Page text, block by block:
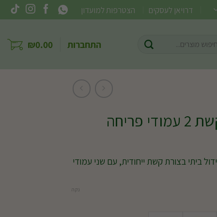
דרויאן לעסקים הצטרפות למועדון
התחברות ₪0.00
ביתי בצורת קשת ייחודית, עם שני עמודי
נקה